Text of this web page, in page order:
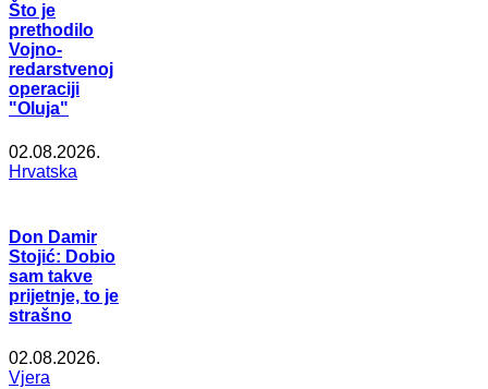
Što je
prethodilo
Vojno-
redarstvenoj
operaciji
"Oluja"
02.08.2026.
Hrvatska
Don Damir
Stojić: Dobio
sam takve
prijetnje, to je
strašno
02.08.2026.
Vjera